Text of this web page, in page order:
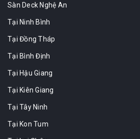
Sàn Deck Nghệ An
Tại Ninh Bình
Tại Đồng Tháp
Tại Bình Định
Tại Hậu Giang
Tại Kiên Giang
Tại Tây Ninh
Tại Kon Tum